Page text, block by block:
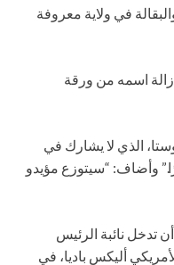
في ولاية معروفة
اسمه من ورقة
الذي لا يشارك في
وأضاف: “سيتوزع مؤيدو
تدخل نائبة الرئيس
أليكس باديا، في